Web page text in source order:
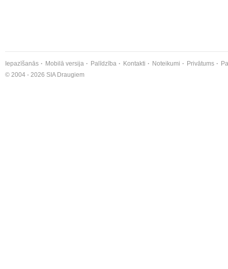
Iepazīšanās Mobilā versija Palīdzība Kontakti Noteikumi Privātums
© 2004 - 2026 SIA Draugiem